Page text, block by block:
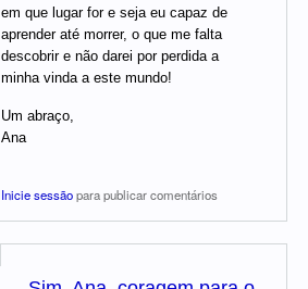
em que lugar for e seja eu capaz de
aprender até morrer, o que me falta
descobrir e não darei por perdida a
minha vinda a este mundo!
Um abraço,
Ana
Inicie sessãopara publicar comentários